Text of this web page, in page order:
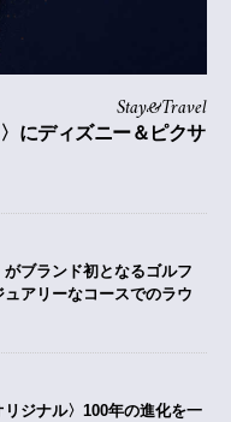
Stay&Travel
にディズニー＆ピクサ
がブランド初となるゴルフ
ュアリーなコースでのラウ
リジナル〉100年の進化を一